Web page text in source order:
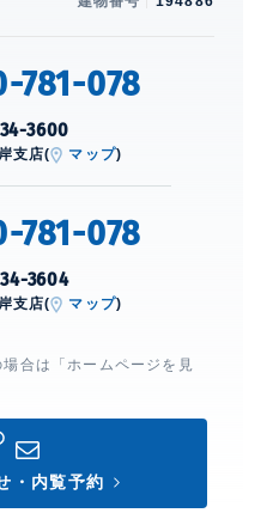
781-078
3600
支店( マップ)
781-078
3604
支店( マップ)
合は「ホームページを見
・内覧予約